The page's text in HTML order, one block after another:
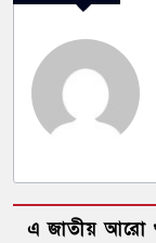
এ জাতীয় আরো